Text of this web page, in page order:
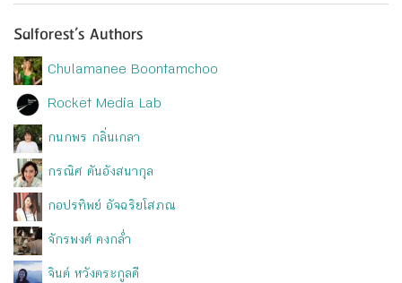
Salforest’s Authors
Chulamanee Boontamchoo
Rocket Media Lab
กนกพร กลิ่นเกลา
กรณิศ ตันอังสนากุล
กอปรทิพย์ อัจฉริยโสภณ
จักรพงศ์ คงกล่ำ
จินต์ หวังตระกูลดี